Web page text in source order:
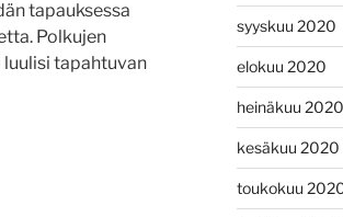
tapauksessa
Polkujen
tapahtuvan
syyskuu 2020
elokuu 2020
heinäkuu 2020
kesäkuu 2020
toukokuu